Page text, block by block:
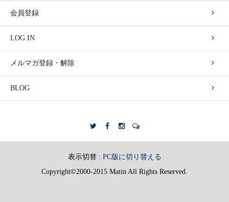
会員登録
LOG IN
メルマガ登録・解除
BLOG
表示切替 : PC版に切り替える
Copyright©2000-2015 Matin All Rights Reserved.